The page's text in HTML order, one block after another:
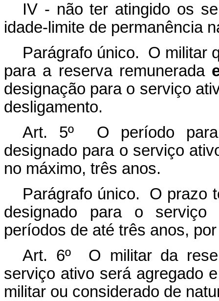
IV - não ter atingido os
idade-limite de permanência
Parágrafo único. O militar
para a reserva remunerada
designação para o serviço
desligamento.
Art. 5º O período para
designado para o serviço
no máximo, três anos.
Parágrafo único. O prazo
designado para o
períodos de até três anos,
Art. 6º O militar da
serviço ativo será agregado
militar ou considerado de